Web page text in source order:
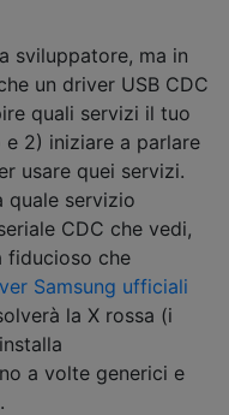
sviluppatore, ma in
un driver USB CDC
quali servizi il tuo
2) iniziare a parlare
usare quei servizi.
quale servizio
CDC che vedi,
fiducioso che
Samsung ufficiali
la X rossa (i
a volte generici e